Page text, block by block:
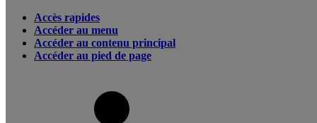
Accès rapides
Accéder au menu
Accéder au contenu principal
Accéder au pied de page